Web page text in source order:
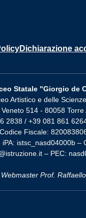
Dichiarazione
Statale "Giorgio de
Artistico e delle
514 - 80058 Torre
2838 / +39 081 861
Fiscale:
iPA: istsc_nasd04000b –
– PEC:
Webmaster Prof.